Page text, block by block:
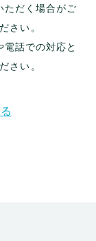
ただく場合がご
さい。
話での対応と
さい。